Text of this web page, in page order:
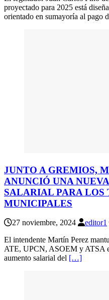
proyectado para 2025 está
orientado en sumayoría al pago
JUNTO A GREMIOS,
ANUNCIÓ UNA
SALARIAL PARA LOS
MUNICIPALES
27 noviembre, 2024 editor1
El intendente Martín Perez
ATE, UPCN, ASOEM y ATSA
aumento salarial del […]